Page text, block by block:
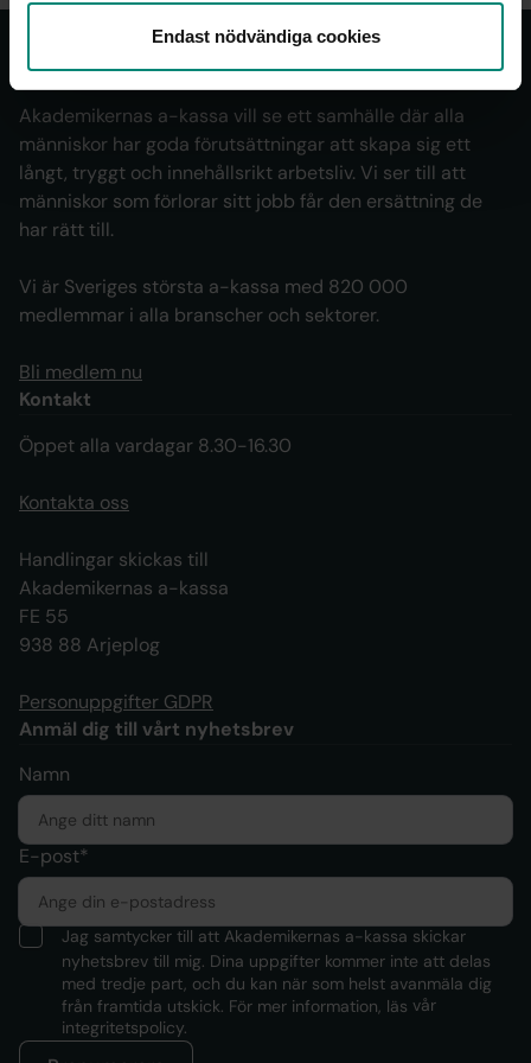
Endast nödvändiga cookies
Om oss
Akademikernas a-kassa vill se ett samhälle där alla
människor har goda förutsättningar att skapa sig ett
långt, tryggt och innehållsrikt arbetsliv. Vi ser till att
människor som förlorar sitt jobb får den ersättning de
har rätt till.
Vi är Sveriges största a-kassa med 820 000
medlemmar i alla branscher och sektorer.
Bli medlem nu
Kontakt
Öppet alla vardagar 8.30-16.30
Kontakta oss
Handlingar skickas till
Akademikernas a-kassa
FE 55
938 88 Arjeplog
Personuppgifter GDPR
Anmäl dig till vårt nyhetsbrev
Namn
E-post*
Jag samtycker till att Akademikernas a-kassa skickar
nyhetsbrev till mig. Dina uppgifter kommer inte att delas
med tredje part, och du kan när som helst avanmäla dig
från framtida utskick. För mer information, läs vår
integritetspolicy.